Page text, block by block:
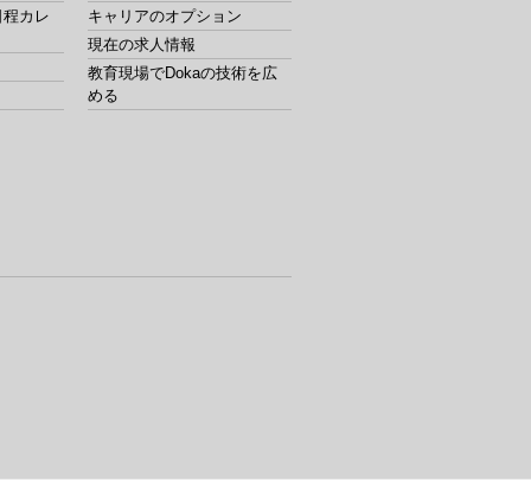
カレ
キャリアのオプション
現在の求人情報
教育現場でDokaの技術を広
める